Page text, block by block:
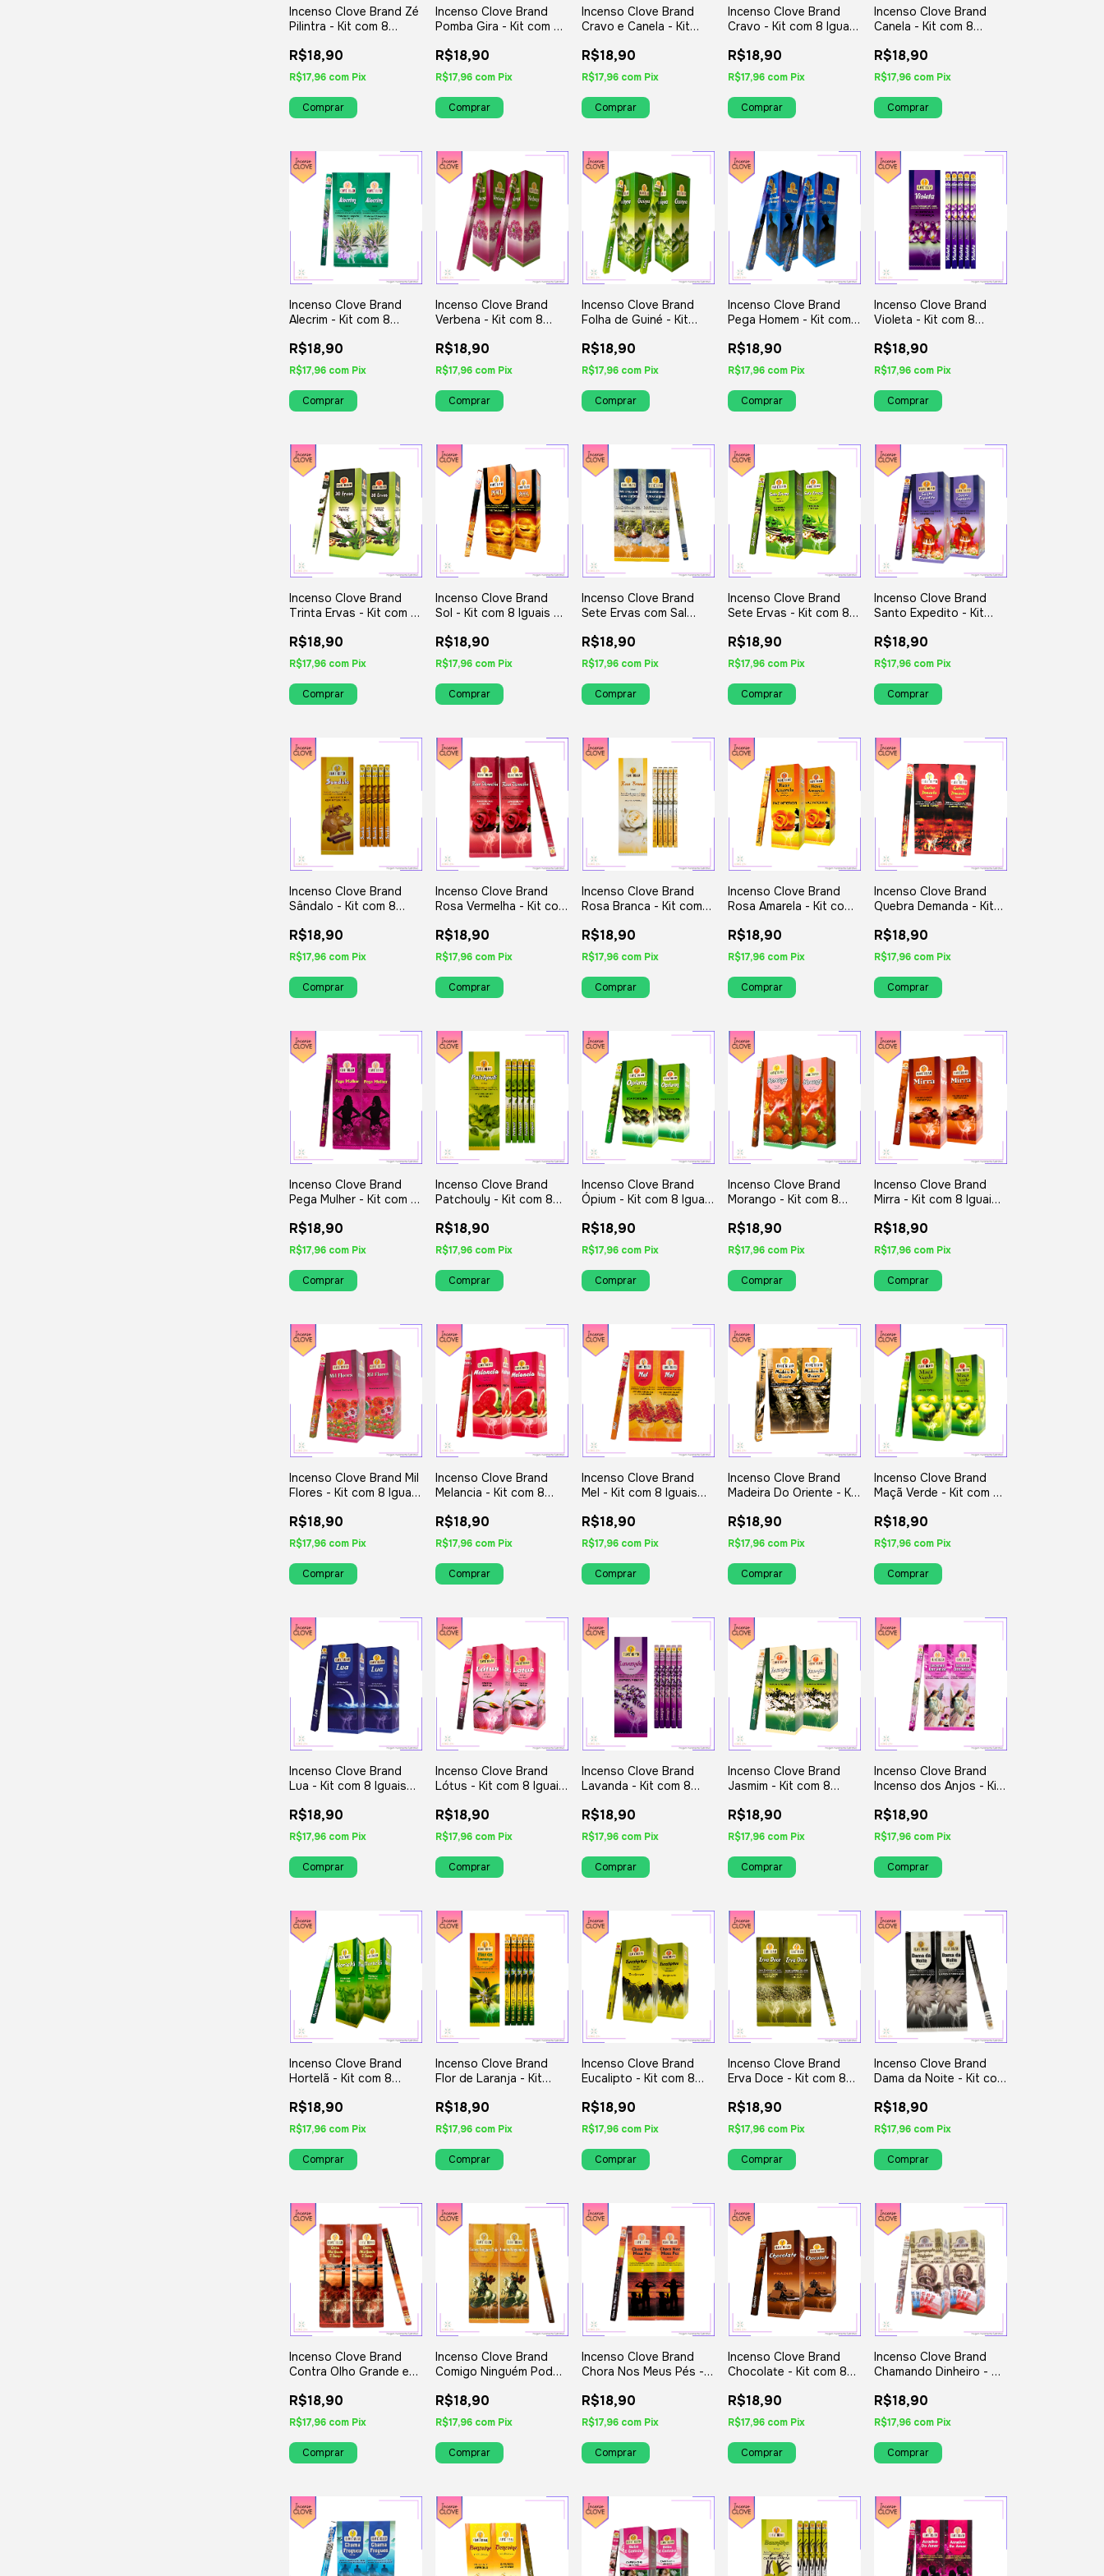
Incenso Clove Brand Zé
Pilintra - Kit com 8
R$18,90
R$17,96 com Pix
Incenso Clove Brand
Pomba Gira - Kit com 8
R$18,90
R$17,96 com Pix
Incenso Clove Brand
Cravo e Canela - Kit
Variados
R$18,90
R$17,96 com Pix
Incenso Clove Brand
Cravo - Kit com 8 Iguais
R$18,90
R$17,96 com Pix
Incenso Clove Brand
Canela - Kit com 8
R$18,90
R$17,96 com Pix
Incenso Clove Brand
Alecrim - Kit com 8
R$18,90
R$17,96 com Pix
Incenso Clove Brand
Verbena - Kit com 8
R$18,90
R$17,96 com Pix
Incenso Clove Brand
Folha de Guiné - Kit
Variados
R$18,90
R$17,96 com Pix
Incenso Clove Brand
Pega Homem - Kit com
R$18,90
R$17,96 com Pix
Incenso Clove Brand
Violeta - Kit com 8
R$18,90
R$17,96 com Pix
Incenso Clove Brand
Trinta Ervas - Kit com 8
R$18,90
R$17,96 com Pix
Incenso Clove Brand
Sol - Kit com 8 Iguais ou
R$18,90
R$17,96 com Pix
Incenso Clove Brand
Sete Ervas com Sal
com 8 Iguais ou
Variados
R$18,90
R$17,96 com Pix
Incenso Clove Brand
Sete Ervas - Kit com 8
R$18,90
R$17,96 com Pix
Incenso Clove Brand
Santo Expedito - Kit
Variados
R$18,90
R$17,96 com Pix
Incenso Clove Brand
Sândalo - Kit com 8
R$18,90
R$17,96 com Pix
Incenso Clove Brand
Rosa Vermelha - Kit com
R$18,90
R$17,96 com Pix
Incenso Clove Brand
Rosa Branca - Kit com 8
R$18,90
R$17,96 com Pix
Incenso Clove Brand
Rosa Amarela - Kit com
R$18,90
R$17,96 com Pix
Incenso Clove Brand
Quebra Demanda - Kit
Variados
R$18,90
R$17,96 com Pix
Incenso Clove Brand
Pega Mulher - Kit com 8
R$18,90
R$17,96 com Pix
Incenso Clove Brand
Patchouly - Kit com 8
R$18,90
R$17,96 com Pix
Incenso Clove Brand
Ópium - Kit com 8 Iguais
R$18,90
R$17,96 com Pix
Incenso Clove Brand
Morango - Kit com 8
R$18,90
R$17,96 com Pix
Incenso Clove Brand
Mirra - Kit com 8 Iguais
R$18,90
R$17,96 com Pix
Incenso Clove Brand Mil
Flores - Kit com 8 Iguais
R$18,90
R$17,96 com Pix
Incenso Clove Brand
Melancia - Kit com 8
R$18,90
R$17,96 com Pix
Incenso Clove Brand
Mel - Kit com 8 Iguais
R$18,90
R$17,96 com Pix
Incenso Clove Brand
Madeira Do Oriente - Kit
Variados
R$18,90
R$17,96 com Pix
Incenso Clove Brand
Maçã Verde - Kit com 8
R$18,90
R$17,96 com Pix
Incenso Clove Brand
Lua - Kit com 8 Iguais
R$18,90
R$17,96 com Pix
Incenso Clove Brand
Lótus - Kit com 8 Iguais
R$18,90
R$17,96 com Pix
Incenso Clove Brand
Lavanda - Kit com 8
R$18,90
R$17,96 com Pix
Incenso Clove Brand
Jasmim - Kit com 8
R$18,90
R$17,96 com Pix
Incenso Clove Brand
Incenso dos Anjos - Kit
Variados
R$18,90
R$17,96 com Pix
Incenso Clove Brand
Hortelã - Kit com 8
R$18,90
R$17,96 com Pix
Incenso Clove Brand
Flor de Laranja - Kit
Variados
R$18,90
R$17,96 com Pix
Incenso Clove Brand
Eucalipto - Kit com 8
R$18,90
R$17,96 com Pix
Incenso Clove Brand
Erva Doce - Kit com 8
R$18,90
R$17,96 com Pix
Incenso Clove Brand
Dama da Noite - Kit com
R$18,90
R$17,96 com Pix
Incenso Clove Brand
Contra Olho Grande e
ou Variados
R$18,90
R$17,96 com Pix
Incenso Clove Brand
Comigo Ninguém Pode -
Variados
R$18,90
R$17,96 com Pix
Incenso Clove Brand
Chora Nos Meus Pés -
Variados
R$18,90
R$17,96 com Pix
Incenso Clove Brand
Chocolate - Kit com 8
R$18,90
R$17,96 com Pix
Incenso Clove Brand
Chamando Dinheiro - Kit
Variados
R$18,90
R$17,96 com Pix